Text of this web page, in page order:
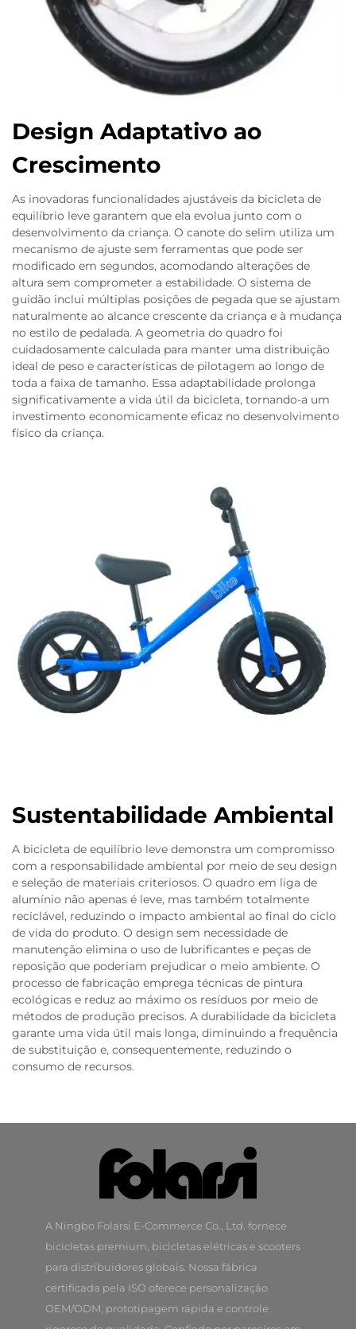
Design Adaptativo ao
Crescimento
As inovadoras funcionalidades ajustáveis da bicicleta de
equilíbrio leve garantem que ela evolua junto com o
desenvolvimento da criança. O canote do selim utiliza um
mecanismo de ajuste sem ferramentas que pode ser
modificado em segundos, acomodando alterações de
altura sem comprometer a estabilidade. O sistema de
guidão inclui múltiplas posições de pegada que se ajustam
naturalmente ao alcance crescente da criança e à mudança
no estilo de pedalada. A geometria do quadro foi
cuidadosamente calculada para manter uma distribuição
ideal de peso e características de pilotagem ao longo de
toda a faixa de tamanho. Essa adaptabilidade prolonga
significativamente a vida útil da bicicleta, tornando-a um
investimento economicamente eficaz no desenvolvimento
físico da criança.
Sustentabilidade Ambiental
A bicicleta de equilíbrio leve demonstra um compromisso
com a responsabilidade ambiental por meio de seu design
e seleção de materiais criteriosos. O quadro em liga de
alumínio não apenas é leve, mas também totalmente
reciclável, reduzindo o impacto ambiental ao final do ciclo
de vida do produto. O design sem necessidade de
manutenção elimina o uso de lubrificantes e peças de
reposição que poderiam prejudicar o meio ambiente. O
processo de fabricação emprega técnicas de pintura
ecológicas e reduz ao máximo os resíduos por meio de
métodos de produção precisos. A durabilidade da bicicleta
garante uma vida útil mais longa, diminuindo a frequência
de substituição e, consequentemente, reduzindo o
consumo de recursos.
A Ningbo Folarsi E-Commerce Co., Ltd. fornece
bicicletas premium, bicicletas elétricas e scooters
para distribuidores globais. Nossa fábrica
certificada pela ISO oferece personalização
OEM/ODM, prototipagem rápida e controle